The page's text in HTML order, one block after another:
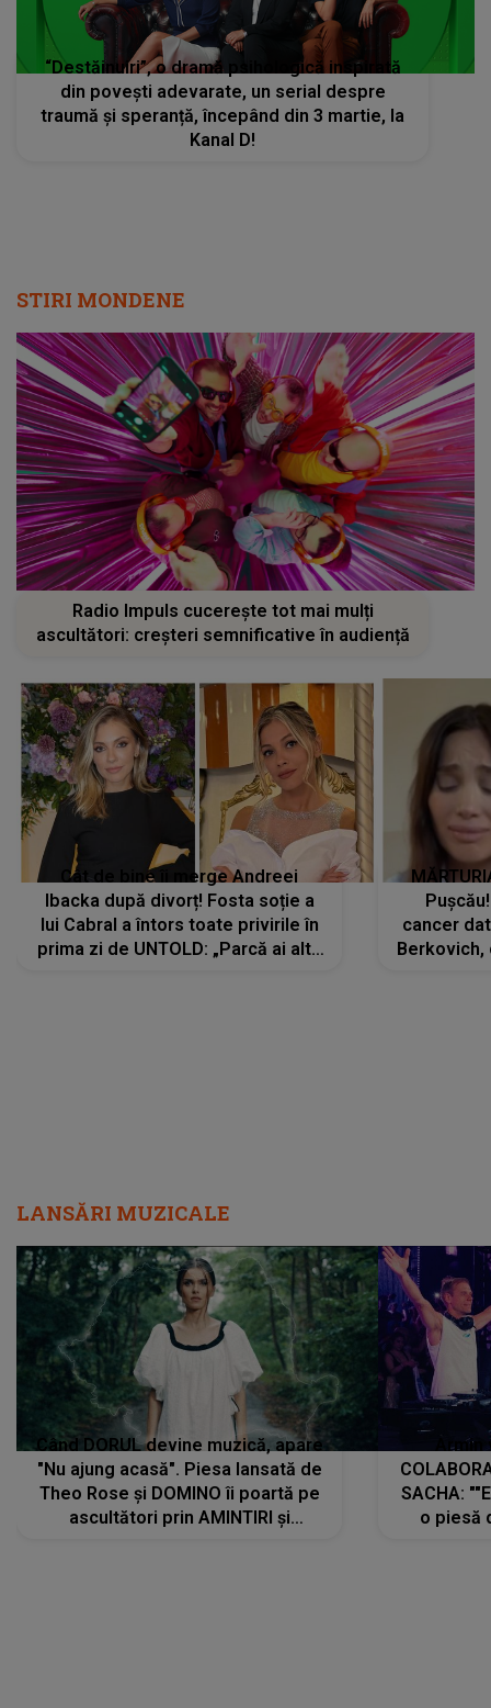
“Destăinuiri”, o dramă psihologică inspirată
din poveşti adevarate, un serial despre
traumă și speranță, începând din 3 martie, la
Kanal D!
STIRI MONDENE
Radio Impuls cucerește tot mai mulți
ascultători: creșteri semnificative în audiență
Cât de bine îi merge Andreei
Ibacka după divorț! Fosta soție a
lui Cabral a întors toate privirile în
prima zi de UNTOLD: „Parcă ai altă
cancer
Berkovich,
LANSĂRI MUZICALE
Când DORUL devine muzică, apare
"Nu ajung acasă". Piesa lansată de
Theo Rose și DOMINO îi poartă pe
ascultători prin AMINTIRI și
SACHA:
o piesă